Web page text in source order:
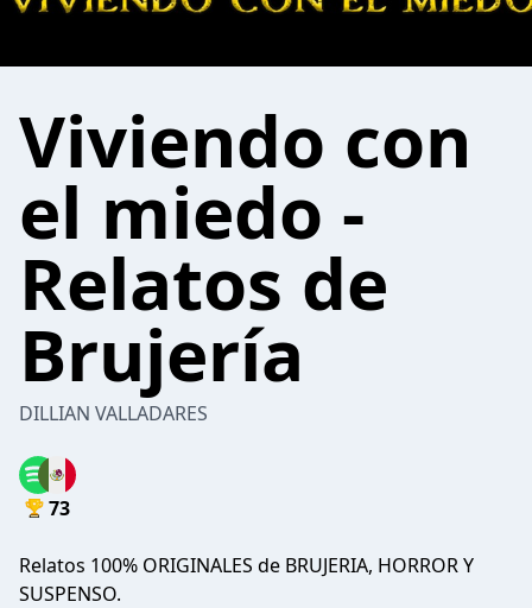
Viviendo con
el miedo -
Relatos de
Brujería
DILLIAN VALLADARES
73
Relatos 100% ORIGINALES de BRUJERIA, HORROR Y
SUSPENSO.